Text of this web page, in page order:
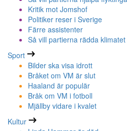
Kritik mot Jomshof
Politiker reser i Sverige
Färre assistenter
Så vill partierna rädda klimatet
Sport
Bilder ska visa idrott
Bråket om VM är slut
Haaland är populär
Bråk om VM i fotboll
Mjällby vidare i kvalet
Kultur